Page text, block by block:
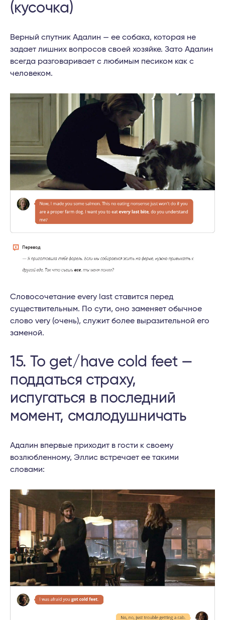
(кусочка)
Верный спутник Адалин — ее собака, которая не
задает лишних вопросов своей хозяйке. Зато Адалин
всегда разговаривает с любимым песиком как с
человеком.
Словосочетание every last ставится перед
существительным. По сути, оно заменяет обычное
слово very (очень), служит более выразительной его
заменой.
15. To get/have cold feet —
поддаться страху,
испугаться в последний
момент, смалодушничать
Адалин впервые приходит в гости к своему
возлюбленному, Эллис встречает ее такими
словами: